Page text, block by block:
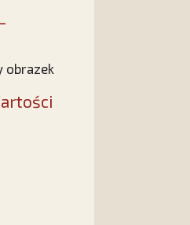
obrazek